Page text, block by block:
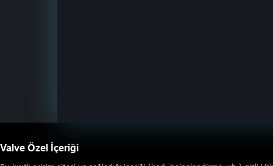
Valve Özel İçeriği